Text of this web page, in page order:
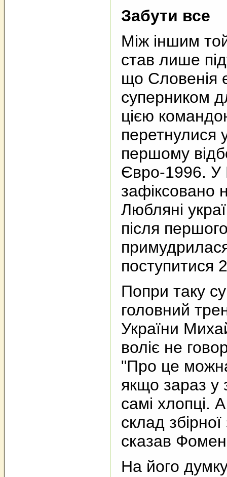
Забути все
Між іншим
став лише
що Словенія
суперником
цією
перетнулися
першому
Євро-1996. У
зафіксовано
Любляні
після
поступитися
Попри таку
головний
України
воліє не
"Про це
якщо зараз у
самі хлопці.
склад
сказав
На його